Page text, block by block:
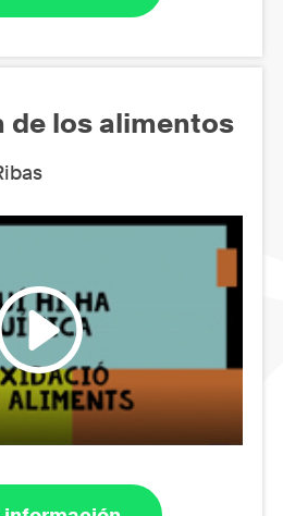
de los alimentos